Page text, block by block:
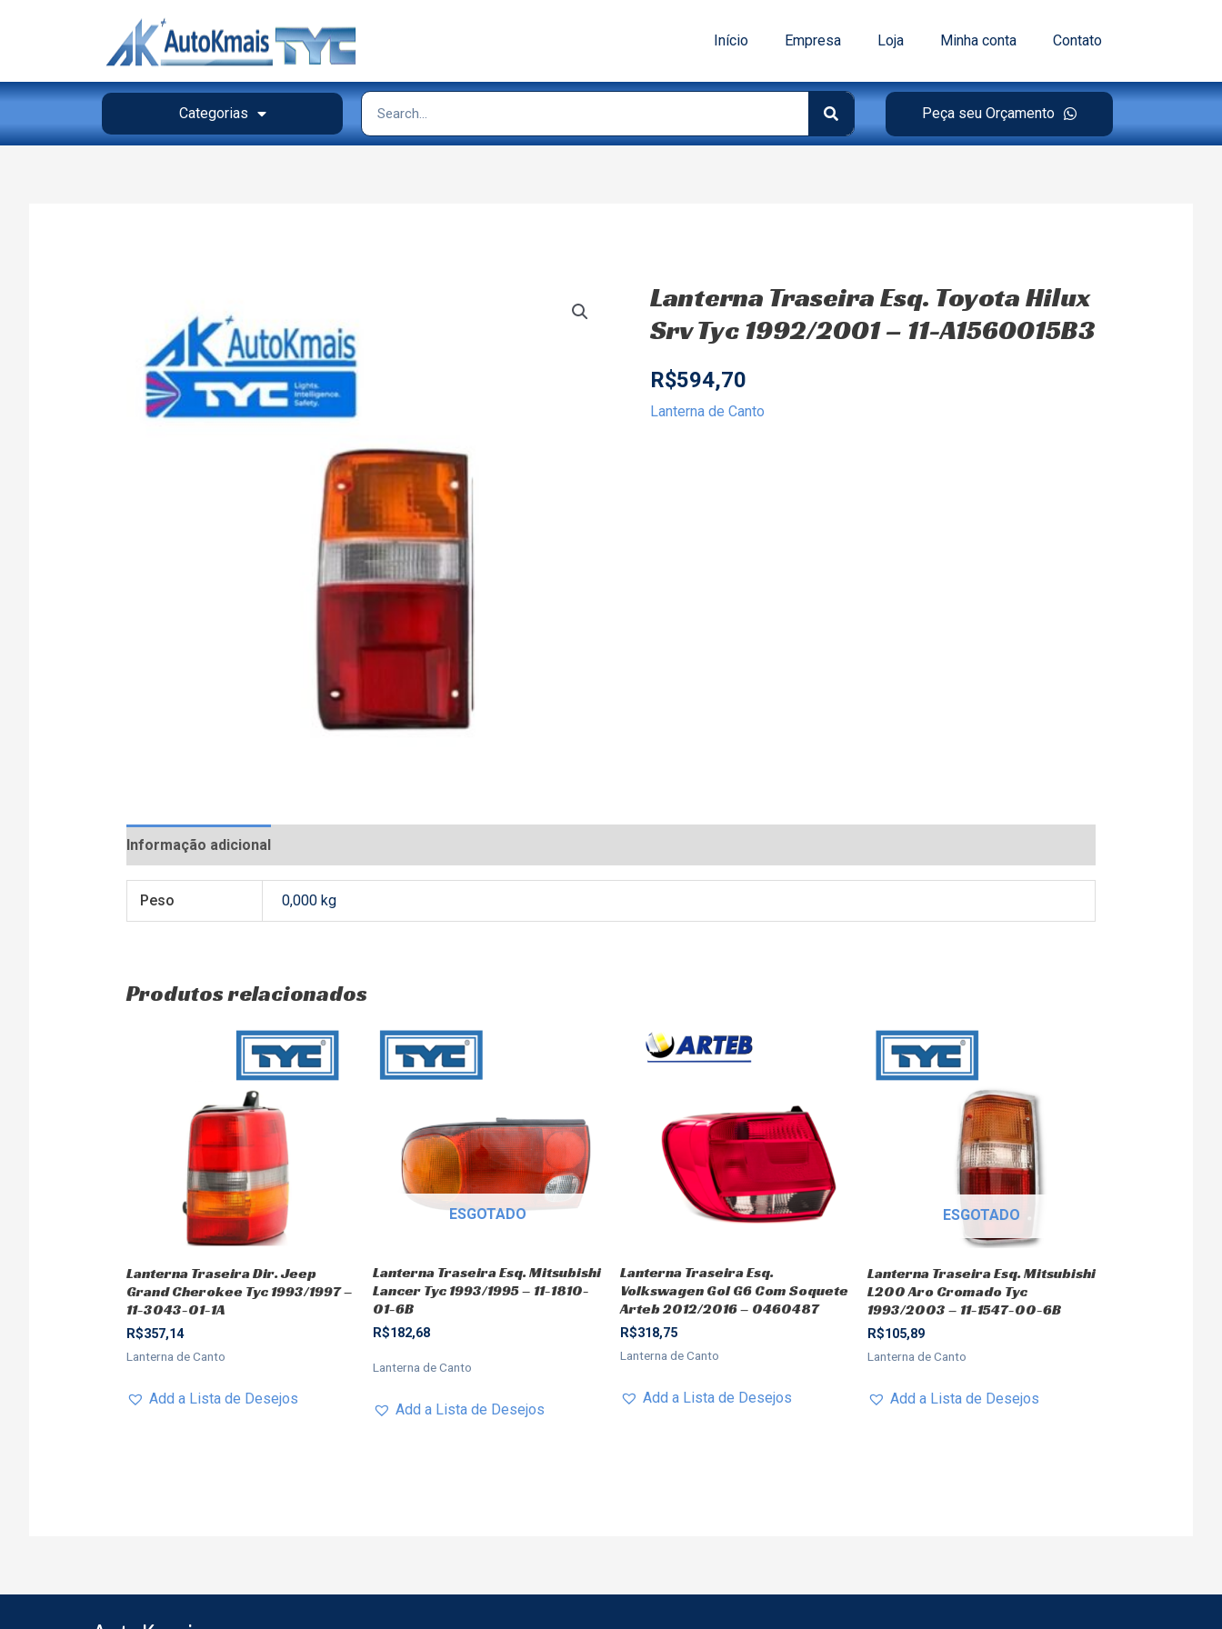
Início Empresa Loja Minha conta Contato
Categorias Peça seu Orçamento
Lanterna Traseira Esq. Toyota Hilux
Srv Tyc 1992/2001 – 11-A1560015B3
R$594,70
Lanterna de Canto
Informação adicional
Peso 0,000 kg
Produtos relacionados
Lanterna Traseira Dir. Jeep
Grand Cherokee Tyc 1993/1997 –
11-3043-01-1A
R$357,14
Lanterna de Canto
Add a Lista de Desejos
ESGOTADO
Lanterna Traseira Esq. Mitsubishi
Lancer Tyc 1993/1995 – 11-1810-
01-6B
R$182,68
Lanterna de Canto
Add a Lista de Desejos
Lanterna Traseira Esq.
Volkswagen Gol G6 Com Soquete
Arteb 2012/2016 – 0460487
R$318,75
Lanterna de Canto
Add a Lista de Desejos
ESGOTADO
Lanterna Traseira Esq. Mitsubishi
L200 Aro Cromado Tyc
1993/2003 – 11-1547-00-6B
R$105,89
Lanterna de Canto
Add a Lista de Desejos